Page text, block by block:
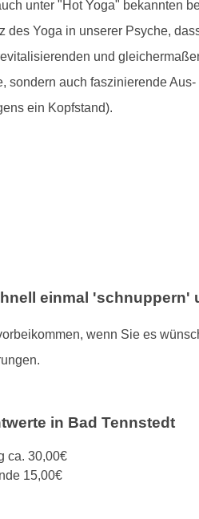
unter "Hot Yoga" bekannten
des Yoga in unserer Psyche,
und
sondern auch faszinierende
ein Kopfstand).
einmal 'schnuppern'
wenn Sie es
in Bad Tennstedt
ca. 30,00€
15,00€